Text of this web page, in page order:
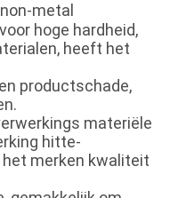
metal
hoge hardheid,
heeft het
productschade,
materiële
hitte-
het merken kwaliteit